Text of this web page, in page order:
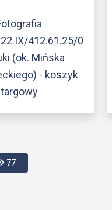
412.61.25/0
(ok. Mińska
- koszyk
targowy
do następnej strony
77Przejdź do ostatniej